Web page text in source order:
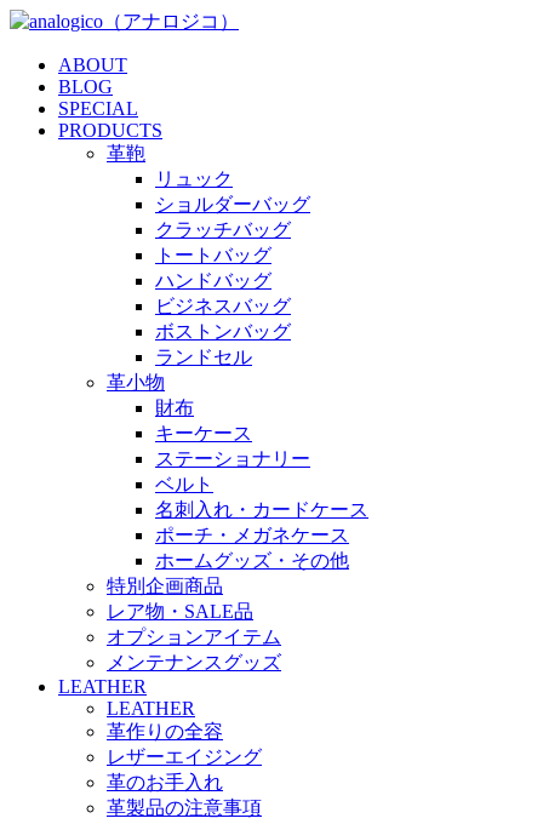
ABOUT
BLOG
SPECIAL
PRODUCTS
革鞄
リュック
ショルダーバッグ
クラッチバッグ
トートバッグ
ハンドバッグ
ビジネスバッグ
ボストンバッグ
ランドセル
革小物
財布
キーケース
ステーショナリー
ベルト
名刺入れ・カードケース
ポーチ・メガネケース
ホームグッズ・その他
特別企画商品
レア物・SALE品
オプションアイテム
メンテナンスグッズ
LEATHER
LEATHER
革作りの全容
レザーエイジング
革のお手入れ
革製品の注意事項